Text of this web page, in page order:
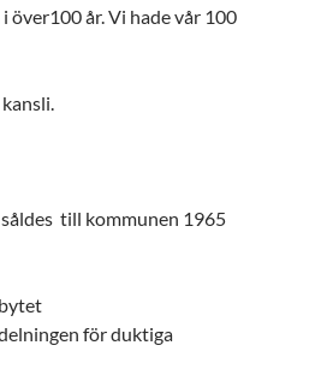
år. Vi hade vår 100
till kommunen 1965
för duktiga